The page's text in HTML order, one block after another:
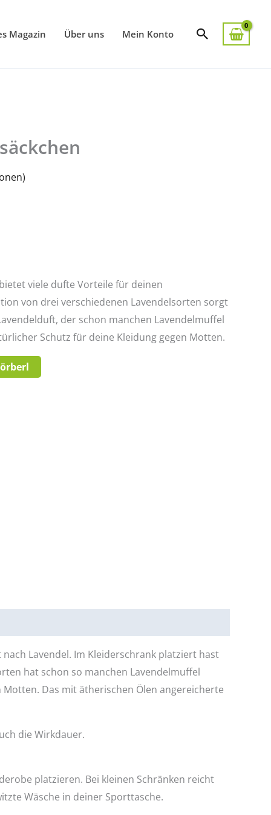
Magazin Über uns Mein Konto Suchen
viele dufte Vorteile für deinen
von drei verschiedenen Lavendelsorten sorgt
der schon manchen Lavendelmuffel
Schutz für deine Kleidung gegen Motten.
Lavendel. Im Kleiderschrank platziert hast
hat schon so manchen Lavendelmuffel
Das mit ätherischen Ölen angereicherte
die Wirkdauer.
platzieren. Bei kleinen Schränken reicht
Wäsche in deiner Sporttasche.